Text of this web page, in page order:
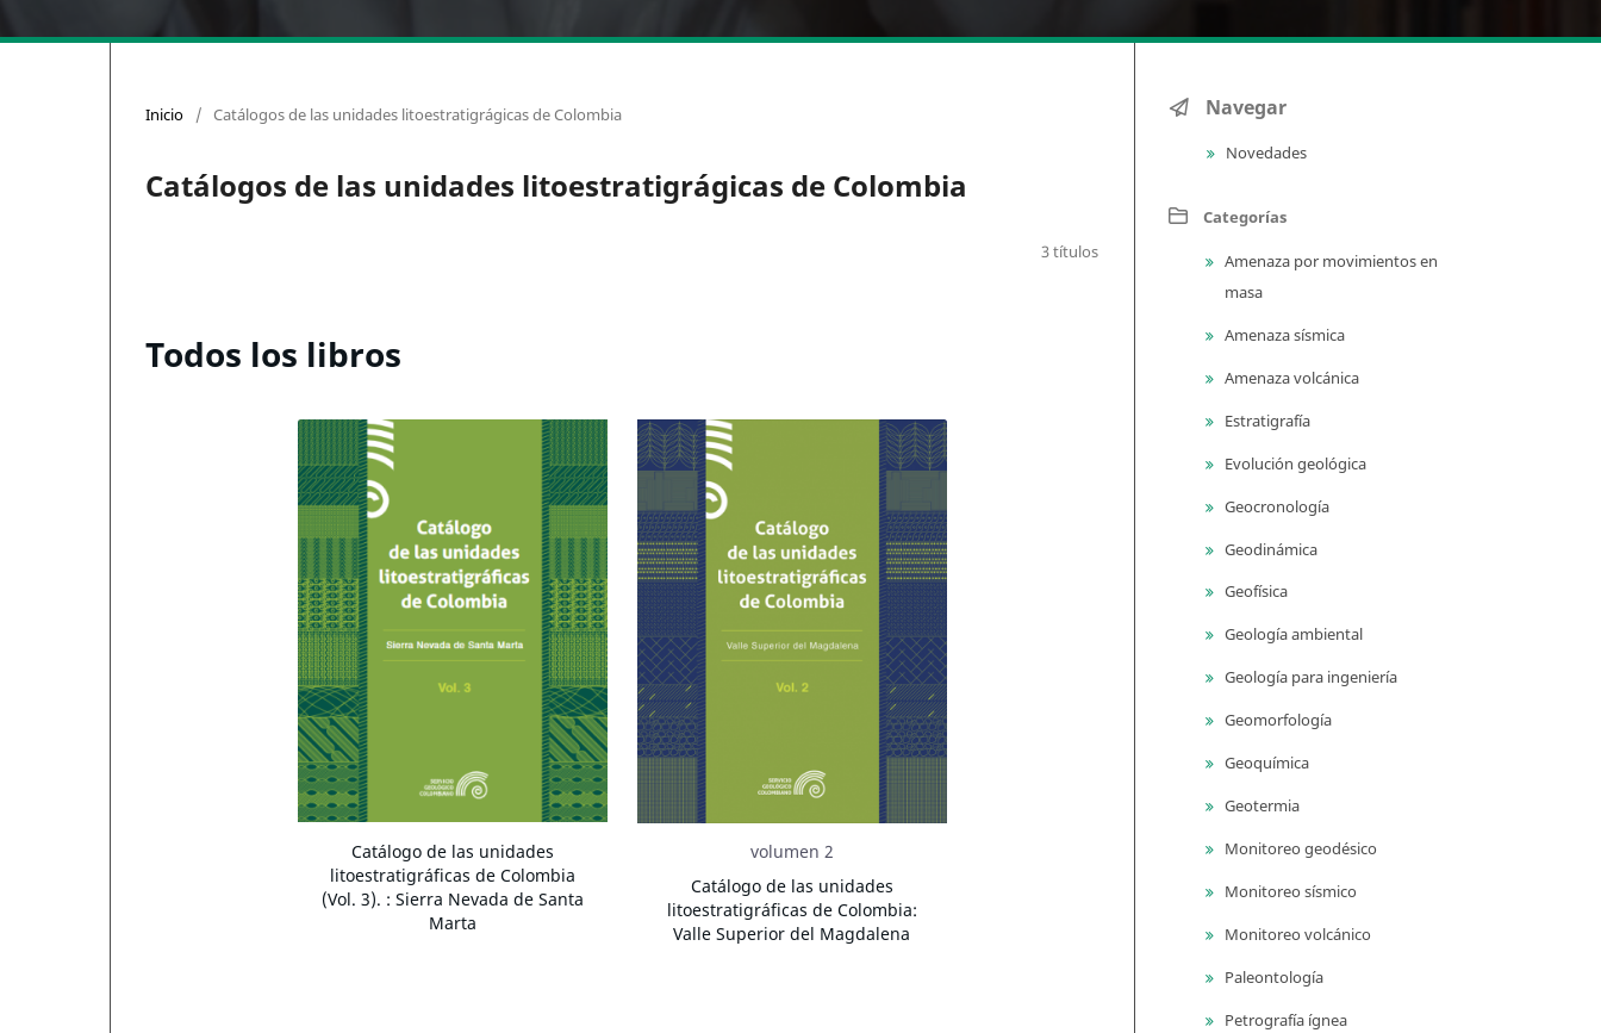
Inicio / Catálogos de las unidades litoestratigrágicas de Colombia
Catálogos de las unidades litoestratigrágicas de Colombia
3 títulos
Todos los libros
Catálogo de las unidades
litoestratigráficas de Colombia
(Vol. 3). : Sierra Nevada de Santa
Marta
volumen 2
Catálogo de las unidades
litoestratigráficas de Colombia:
Valle Superior del Magdalena
Navegar
Novedades
Categorías
Amenaza por movimientos en
masa
Amenaza sísmica
Amenaza volcánica
Estratigrafía
Evolución geológica
Geocronología
Geodinámica
Geofísica
Geología ambiental
Geología para ingeniería
Geomorfología
Geoquímica
Geotermia
Monitoreo geodésico
Monitoreo sísmico
Monitoreo volcánico
Paleontología
Petrografía ígnea